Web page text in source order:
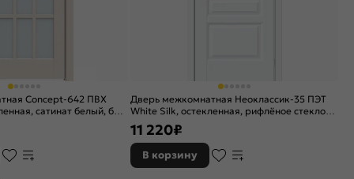
Concept-642 ПВХ
сатинат белый, без
Дверь межкомнатная Неоклассик-35 ПЭТ
White Silk, остекленная, рифлёное стекло
magic moru, без кромки, царговая
11 220₽
В корзину